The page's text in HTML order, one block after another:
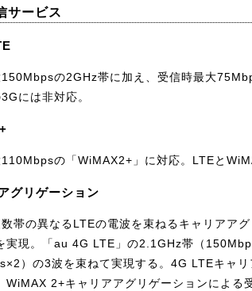
サービス
の2GHz帯に加え、受信時最大
には非対応。
の「WiMAX2+」に対応。LTEと
グリゲーション
帯の異なるLTEの電波を束ねるキャリアア
実現。「au 4G LTE」の2.1GHz帯（
）の3波を束ねて実現する。4G LTEキャ
WiMAX 2+キャリアアグリゲーションによる